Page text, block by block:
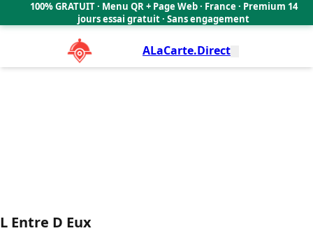
100% GRATUIT · Menu QR + Page Web · France · Premium 14
jours essai gratuit · Sans engagement
ALaCarte.Direct
L Entre D Eux
L Entre D Eux 4.8